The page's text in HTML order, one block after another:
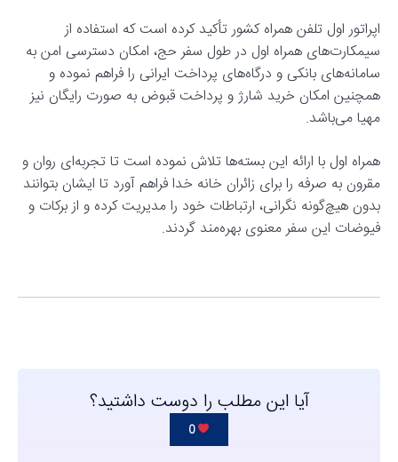
اپراتور اول تلفن همراه کشور تأکید کرده است که استفاده از
سیمکارت‌های همراه اول در طول سفر حج، امکان دسترسی امن به
سامانه‌های بانکی و درگاه‌های پرداخت ایرانی را فراهم نموده و
همچنین امکان خرید شارژ و پرداخت قبوض به صورت رایگان نیز
مهیا می‌باشد.
همراه اول با ارائه این بسته‌ها تلاش نموده است تا تجربه‌ای روان و
مقرون به صرفه را برای زائران خانه خدا فراهم آورد تا ایشان بتوانند
بدون هیچ‌گونه نگرانی، ارتباطات خود را مدیریت کرده و از برکات و
فیوضات این سفر معنوی بهره‌مند گردند.
آیا این مطلب را دوست داشتید؟
0